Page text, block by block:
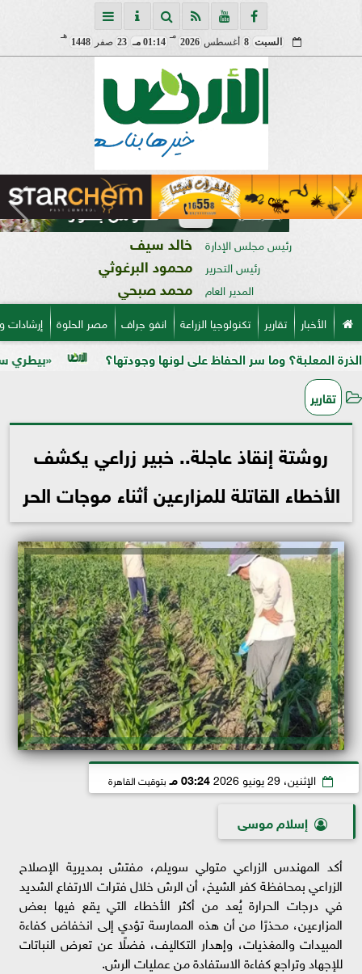
السبت 8 أغسطس 2026
مـ
01:14 مـ 23 صفر 1448
هـ
رئيس مجلس الإدارة خالد سيف
رئيس التحرير محمود البرغوثي
المدير العام محمد صبحي
الأخبار تقارير تكنولوجيا الزراعة انفو جراف مصر الحلوة
«بيطري سوهاج» يطلق وما سر الحفاظ على لونها وجودتها؟
تقارير
روشتة إنقاذ عاجلة.. خبير زراعي يكشف
الأخطاء القاتلة للمزارعين أثناء موجات الحر
الإثنين، 29 يونيو 2026 03:24 مـ بتوقيت القاهرة
إسلام موسى
أكد المهندس الزراعي متولي سويلم، مفتش بمديرية الإصلاح
الزراعي بمحافظة كفر الشيخ، أن الرش خلال فترات الارتفاع الشديد
في درجات الحرارة يُعد من أكثر الأخطاء التي يقع فيها بعض
المزارعين، محذرًا من أن هذه الممارسة تؤدي إلى انخفاض كفاءة
المبيدات والمغذيات، وإهدار التكاليف، فضلًا عن تعرض النباتات
للإجهاد وتراجع كفاءة الاستفادة من عمليات الرش.